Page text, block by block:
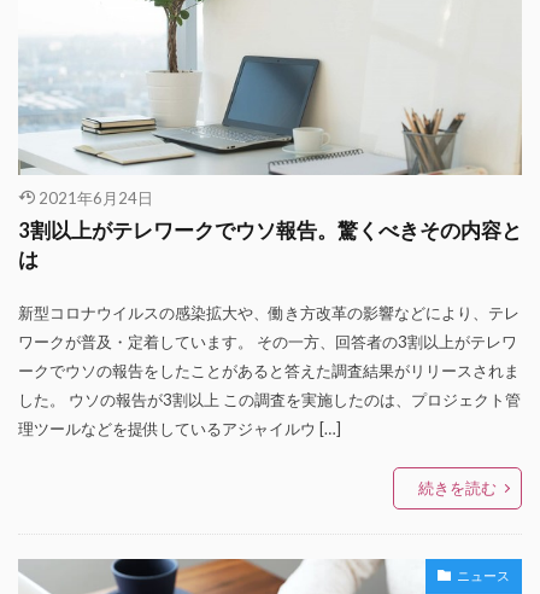
2021年6月24日
3割以上がテレワークでウソ報告。驚くべきその内容と
は
新型コロナウイルスの感染拡大や、働き方改革の影響などにより、テレ
ワークが普及・定着しています。 その一方、回答者の3割以上がテレワ
ークでウソの報告をしたことがあると答えた調査結果がリリースされま
した。 ウソの報告が3割以上 この調査を実施したのは、プロジェクト管
理ツールなどを提供しているアジャイルウ […]
続きを読む
ニュース